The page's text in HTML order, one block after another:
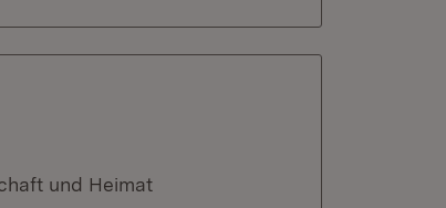
und Heimat